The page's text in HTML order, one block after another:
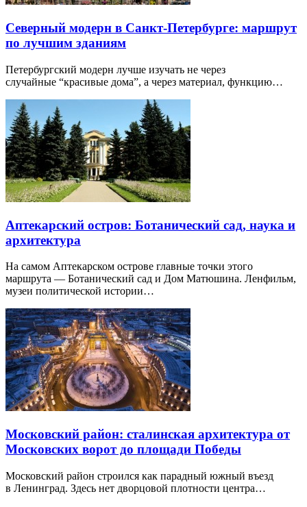
Северный модерн в Санкт-Петербурге: маршрут
по лучшим зданиям
Петербургский модерн лучше изучать не через
случайные “красивые дома”, а через материал, функцию…
Аптекарский остров: Ботанический сад, наука и
архитектура
На самом Аптекарском острове главные точки этого
маршрута — Ботанический сад и Дом Матюшина. Ленфильм,
музеи политической истории…
Московский район: сталинская архитектура от
Московских ворот до площади Победы
Московский район строился как парадный южный въезд
в Ленинград. Здесь нет дворцовой плотности центра…